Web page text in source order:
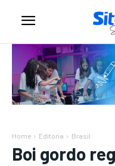
Home Editoria Brasil
Boi gordo